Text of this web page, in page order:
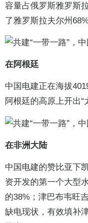
容量占俄罗斯雅罗斯
了雅罗斯拉夫尔州
在阿根廷
中国电建正在海拔
阿根廷的高原上开出“
在非洲大陆
中国电建的赞比亚下
资开发的第一个大型
的38%；津巴布韦旺
缺电现状，有效填补